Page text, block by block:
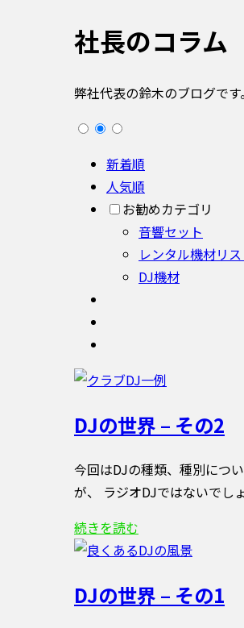
社長のコラム
弊社代表の鈴木のブログで
新着順
人気順
お勧めカテゴリ
音響セット
レンタル機材リス
DJ機材
DJの世界 – その2
今回はDJの種類、種別につ
が、 ラジオDJではないでし
続きを読む
DJの世界 – その1